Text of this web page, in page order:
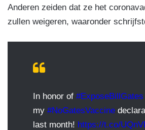
Anderen zeiden dat ze het
zullen weigeren, waaronder
In honor of #ExposeBillGates
my #NoGatesVaccine
last month! https://t.co/